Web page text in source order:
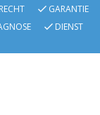
GARANTIE
DIENST